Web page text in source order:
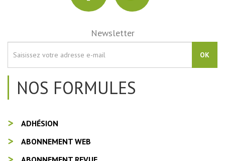
Newsletter
OK
NOS FORMULES
ADHÉSION
ABONNEMENT WEB